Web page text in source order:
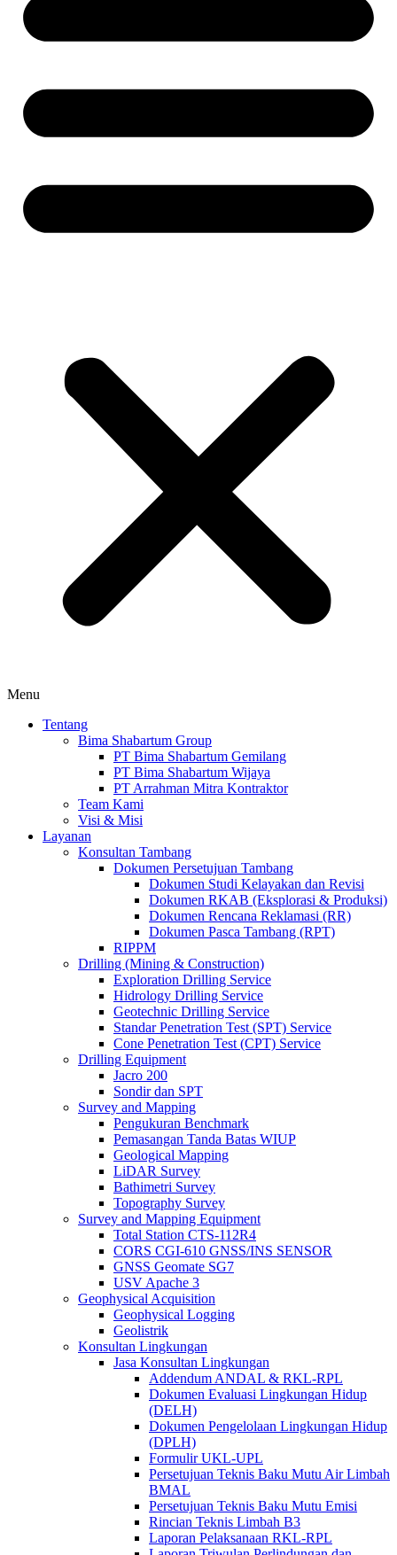
Menu
Tentang
Bima Shabartum Group
PT Bima Shabartum Gemilang
PT Bima Shabartum Wijaya
PT Arrahman Mitra Kontraktor
Team Kami
Visi & Misi
Layanan
Konsultan Tambang
Dokumen Persetujuan Tambang
Dokumen Studi Kelayakan dan Revisi
Dokumen RKAB (Eksplorasi & Produksi)
Dokumen Rencana Reklamasi (RR)
Dokumen Pasca Tambang (RPT)
RIPPM
Drilling (Mining & Construction)
Exploration Drilling Service
Hidrology Drilling Service
Geotechnic Drilling Service
Standar Penetration Test (SPT) Service
Cone Penetration Test (CPT) Service
Drilling Equipment
Jacro 200
Sondir dan SPT
Survey and Mapping
Pengukuran Benchmark
Pemasangan Tanda Batas WIUP
Geological Mapping
LiDAR Survey
Bathimetri Survey
Topography Survey
Survey and Mapping Equipment
Total Station CTS-112R4
CORS CGI-610 GNSS/INS SENSOR
GNSS Geomate SG7
USV Apache 3
Geophysical Acquisition
Geophysical Logging
Geolistrik
Konsultan Lingkungan
Jasa Konsultan Lingkungan
Addendum ANDAL & RKL-RPL
Dokumen Evaluasi Lingkungan Hidup
(DELH)
Dokumen Pengelolaan Lingkungan Hidup
(DPLH)
Formulir UKL-UPL
Persetujuan Teknis Baku Mutu Air Limbah
BMAL
Persetujuan Teknis Baku Mutu Emisi
Rincian Teknis Limbah B3
Laporan Pelaksanaan RKL-RPL